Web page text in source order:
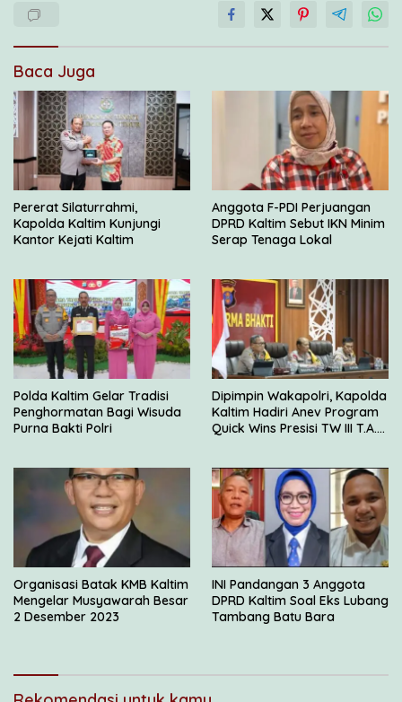
Baca Juga
Pererat Silaturrahmi,
Kapolda Kaltim Kunjungi
Kantor Kejati Kaltim
Anggota F-PDI Perjuangan
DPRD Kaltim Sebut IKN Minim
Serap Tenaga Lokal
Polda Kaltim Gelar Tradisi
Penghormatan Bagi Wisuda
Purna Bakti Polri
Dipimpin Wakapolri, Kapolda
Kaltim Hadiri Anev Program
Quick Wins Presisi TW III T.A.
Organisasi Batak KMB Kaltim
Mengelar Musyawarah Besar
2 Desember 2023
INI Pandangan 3 Anggota
DPRD Kaltim Soal Eks Lubang
Tambang Batu Bara